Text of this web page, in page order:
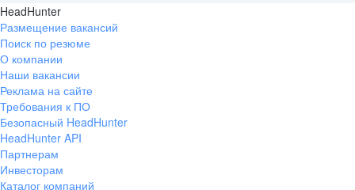
HeadHunter
Размещение вакансий
Поиск по резюме
О компании
Наши вакансии
Реклама на сайте
Требования к ПО
Безопасный HeadHunter
HeadHunter API
Партнерам
Инвесторам
Каталог компаний